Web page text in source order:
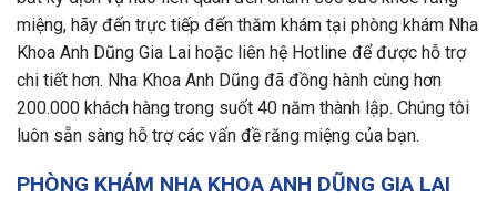
miệng, hãy đến trực tiếp đến thăm khám tại phòng khám Nha
Khoa Anh Dũng Gia Lai hoặc liên hệ Hotline để được hỗ trợ
chi tiết hơn. Nha Khoa Anh Dũng đã đồng hành cùng hơn
200.000 khách hàng trong suốt 40 năm thành lập. Chúng tôi
luôn sẵn sàng hỗ trợ các vấn đề răng miệng của bạn.
PHÒNG KHÁM NHA KHOA ANH DŨNG GIA LAI